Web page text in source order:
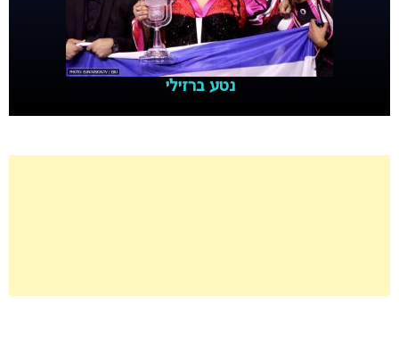
נטע ברזילי